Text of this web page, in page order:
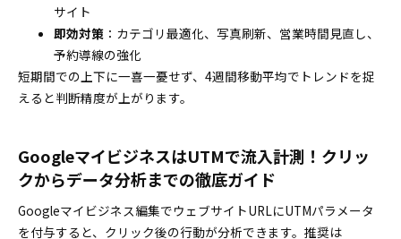
サイト
即効対策 ：カテゴリ最適化、写真刷新、営業時間見直し、
予約導線の強化
短期間での上下に一喜一憂せず、4週間移動平均でトレンドを捉
えると判断精度が上がります。
GoogleマイビジネスはUTMで流入計測！クリッ
クからデータ分析までの徹底ガイド
Googleマイビジネス編集でウェブサイトURLにUTMパラメータ
を付与すると、クリック後の行動が分析できます。推奨は